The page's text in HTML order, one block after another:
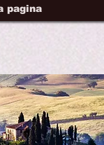
pagina